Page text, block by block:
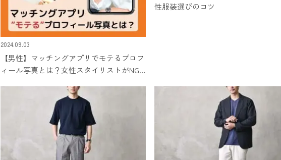
2024.09.03
【男性】マッチングアプリでモテるプロフ
ィール写真とは？女性スタイリストがNG
性服装選びのコツ